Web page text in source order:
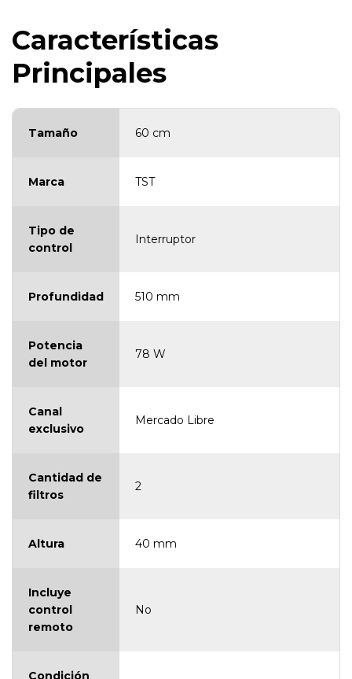
Características
Principales
Tamaño 60 cm
Marca TST
Tipo de
control
Interruptor
Profundidad 510 mm
Potencia
del motor
78 W
Canal
exclusivo
Mercado Libre
Cantidad de
filtros
2
Altura 40 mm
Incluye
control
remoto
No
Condición